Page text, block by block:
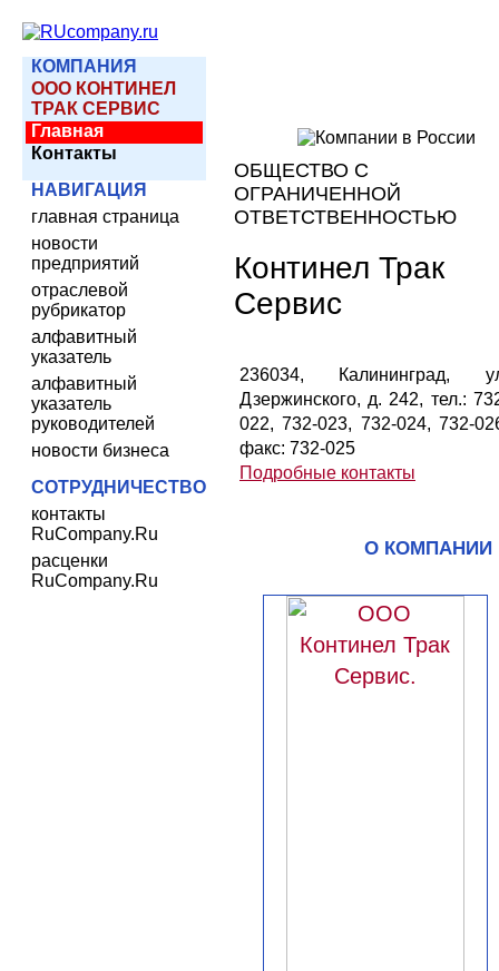
КОМПАНИЯ
ООО КОНТИНЕЛ
ТРАК СЕРВИС
Главная
Контакты
НАВИГАЦИЯ
главная страница
новости
предприятий
отраслевой
рубрикатор
алфавитный
указатель
алфавитный
указатель
руководителей
новости бизнеса
СОТРУДНИЧЕСТВО
контакты
RuCompany.Ru
расценки
RuCompany.Ru
ОБЩЕСТВО С
ОГРАНИЧЕННОЙ
ОТВЕТСТВЕННОСТЬЮ
Континел Трак
Сервис
236034, Калининград,
Дзержинского, д. 242, тел.:
022, 732-023, 732-024, 732-
факс: 732-025
Подробные контакты
О КОМПАНИИ